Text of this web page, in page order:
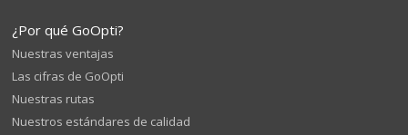
¿Por qué GoOpti?
Nuestras ventajas
Las cifras de GoOpti
Nuestras rutas
Nuestros estándares de calidad